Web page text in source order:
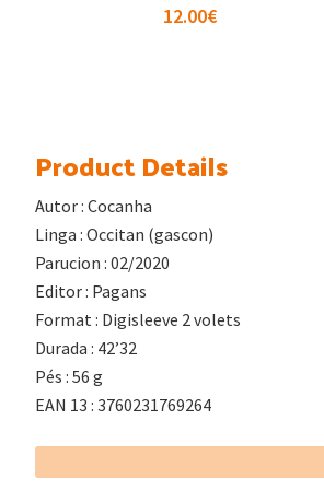
12.00€
Product Details
Autor : Cocanha
Linga : Occitan (gascon)
Parucion : 02/2020
Editor : Pagans
Format : Digisleeve 2 volets
Durada : 42’32
Pés : 56 g
EAN 13 : 3760231769264
Footer